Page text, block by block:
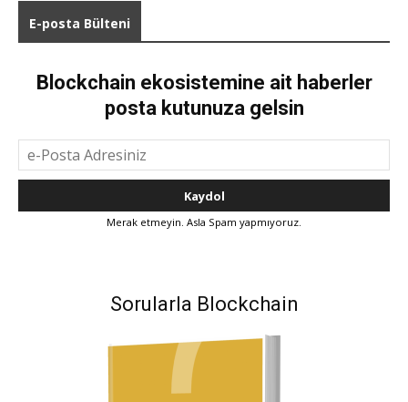
E-posta Bülteni
Blockchain ekosistemine ait haberler
posta kutunuza gelsin
Merak etmeyin. Asla Spam yapmıyoruz.
Sorularla Blockchain